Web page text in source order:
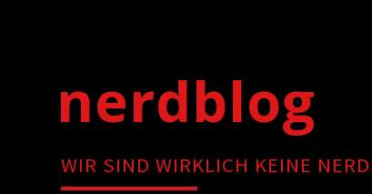
nerdblog
WIR SIND WIRKLICH KEINE